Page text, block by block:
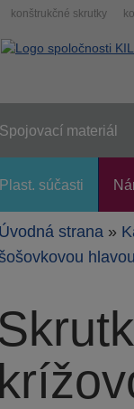
Spojovací materiál
Plast. súčasti
konštrukčné skrutky
strana »
hlavou